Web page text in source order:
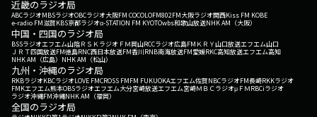
近畿のラジオ局
ABCラジオMBSラジオOBCラジオ大阪FM COCOLOFM802FM大阪ラジオ関西Kiss FM KOBE
e-radio FM滋賀KBS京都ラジオα-STATION FM KYOTOwbs和歌山放送NHK AM（大阪）
中国・四国のラジオ局
BSSラジオエフエム山陰ＲＳＫラジオ ＦＭ岡山RCCラジオ広島FM ＫＲＹ山口放送エフエム山口
ＪＲＴ四国放送FM徳島RNC西日本放送FM香川RNB南海放送FM愛媛RKC高知放送エフエム高知
NHK AM（広島） NHK AM（松山）
九州・沖縄のラジオ局
RKBラジオKBCラジオLOVE FMCROSS FMFM FUKUOKAエフエム佐賀NBCラジオFM長崎RKKラジオ
FMKエフエム熊本OBSラジオエフエム大分宮崎放送エフエム宮崎ＭＢＣラジオμＦＭRBCiラジオ
ラジオ沖縄FM沖縄NHK AM（福岡）
全国のラジオ局